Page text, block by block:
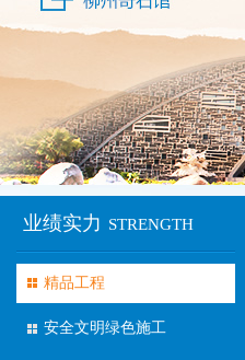
业绩实力 STRENGTH
精品工程
安全文明绿色施工